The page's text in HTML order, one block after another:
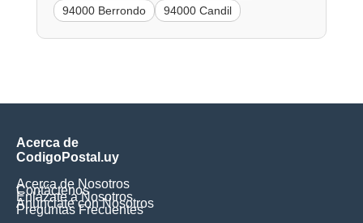
94000 Berrondo
94000 Candil
Acerca de
CodigoPostal.uy
Acerca de Nosotros
Contáctenos
Enlázate a Nosotros
Anúnciate con Nosotros
Preguntas Frecuentes